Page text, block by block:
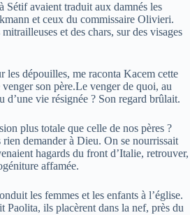
Sétif avaient traduit aux damnés les
et ceux du commissaire Olivieri.
et des chars, sur des visages
les dépouilles, me raconta Kacem cette
son père.Le venger de quoi, au
d’une vie résignée ? Son regard brûlait.
plus totale que celle de nos pères ?
demander à Dieu. On se nourrissait
hagards du front d’Italie, retrouver,
affamée.
les femmes et les enfants à l’église.
Paolita, ils placèrent dans la nef, près du